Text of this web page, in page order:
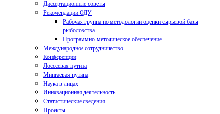
Диссертационные советы
Рекомендации ОДУ
Рабочая группа по методологии оценки сырьевой базы
рыболовства
Программно-методическое обеспечение
Международное сотрудничество
Конференции
Лососевая путина
Минтаевая путина
Наука в лицах
Инновационная деятельность
Статистические сведения
Проекты